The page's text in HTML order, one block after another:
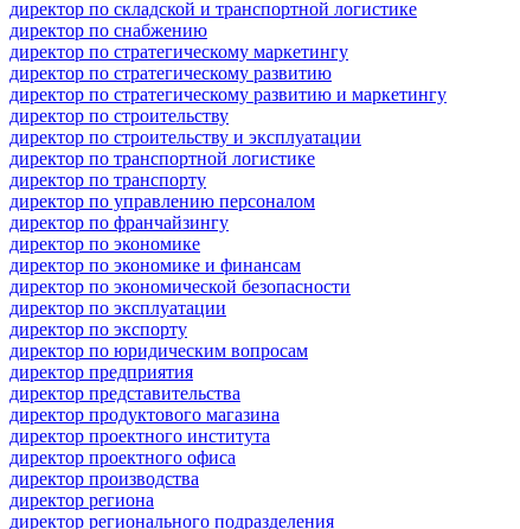
директор по складской и транспортной логистике
директор по снабжению
директор по стратегическому маркетингу
директор по стратегическому развитию
директор по стратегическому развитию и маркетингу
директор по строительству
директор по строительству и эксплуатации
директор по транспортной логистике
директор по транспорту
директор по управлению персоналом
директор по франчайзингу
директор по экономике
директор по экономике и финансам
директор по экономической безопасности
директор по эксплуатации
директор по экспорту
директор по юридическим вопросам
директор предприятия
директор представительства
директор продуктового магазина
директор проектного института
директор проектного офиса
директор производства
директор региона
директор регионального подразделения